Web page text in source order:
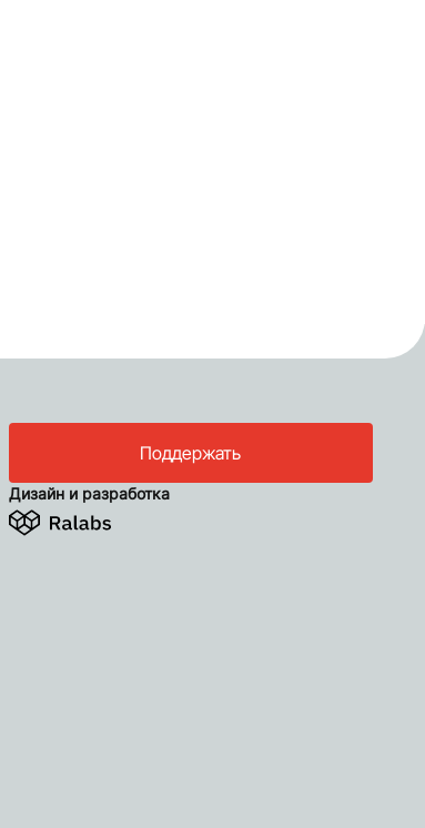
Поддержать
Дизайн и разработка